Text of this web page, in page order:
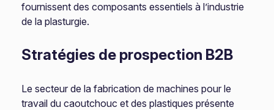
fournissent des composants essentiels à l’industrie
de la plasturgie.
Stratégies de prospection B2B
Le secteur de la fabrication de machines pour le
travail du caoutchouc et des plastiques présente